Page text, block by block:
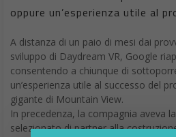
oppure un’esperienza utile al
A distanza di un paio di mesi dai
sviluppo di Daydream VR, Google
consentendo a chiunque di
un’esperienza utile al successo del
gigante di Mountain View.
In precedenza, la compagnia aveva
selezionato di partner alla